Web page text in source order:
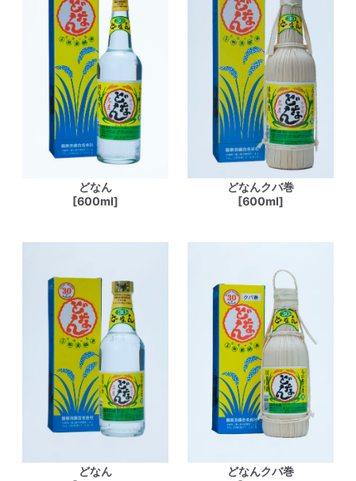
どなん
[600ml]
どなんクバ巻
[600ml]
どなん
どなんクバ巻